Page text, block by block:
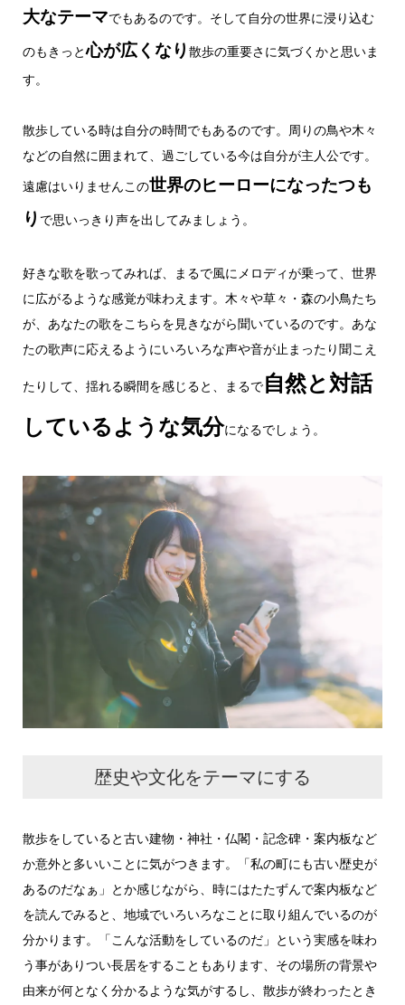
大なテーマでもあるのです。そして自分の世界に浸り込む
のもきっと心が広くなり 散歩の重要さに気づくかと思いま
す。
散歩している時は自分の時間でもあるのです。周りの鳥や木々
などの自然に囲まれて、過ごしている今は自分が主人公です。
遠慮はいりませんこの世界のヒーローになったつも
り で思いっきり声を出してみましょう。
好きな歌を歌ってみれば、まるで風にメロディが乗って、世界
に広がるような感覚が味わえます。木々や草々・森の小鳥たち
が、あなたの歌をこちらを見きながら聞いているのです。あな
たの歌声に応えるようにいろいろな声や音が止まったり聞こえ
たりして、揺れる瞬間を感じると、まるで自然と対話
しているような気分になるでしょう。
歴史や文化をテーマにする
散歩をしていると古い建物・神社・仏閣・記念碑・案内板など
か意外と多いいことに気がつきます。「私の町にも古い歴史が
あるのだなぁ」とか感じながら、時にはたたずんで案内板など
を読んでみると、地域でいろいろなことに取り組んでいるのが
分かります。「こんな活動をしているのだ」という実感を味わ
う事がありつい長居をすることもあります、その場所の背景や
由来が何となく分かるような気がするし、散歩が終わったとき